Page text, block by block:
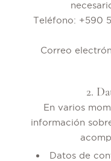
Teléfono: +590
Correo
2.
En varios
información
Datos de